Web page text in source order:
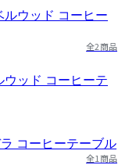
全2商品
ウッド コーヒーテ
全1商品